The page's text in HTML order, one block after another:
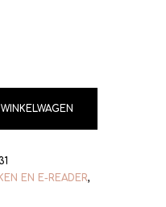
EN E-READER,